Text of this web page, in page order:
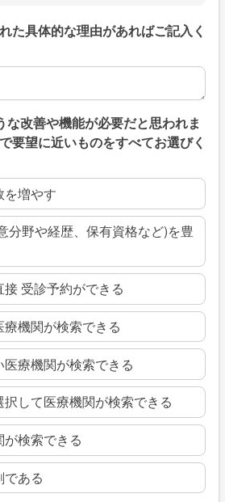
た具体的な理由があればご記入く
た具体的な理由があればご記入くだ
な改善や機能が必要だと思われま
要望に近いものをすべてお選びく
を増やす
分野や経歴、保有資格など)を豊
受診予約ができる
機関が検索できる
療機関が検索できる
して医療機関が検索できる
検索できる
である